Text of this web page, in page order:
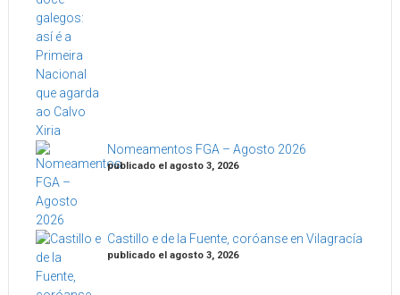
Nomeamentos FGA – Agosto 2026
publicado el agosto 3, 2026
Castillo e de la Fuente, coróanse en Vilagracía
publicado el agosto 3, 2026